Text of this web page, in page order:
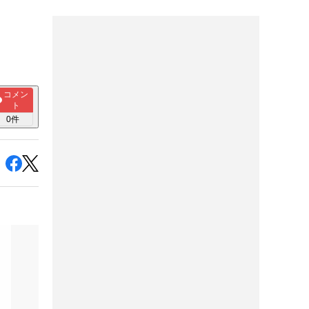
コメン
ト
0件